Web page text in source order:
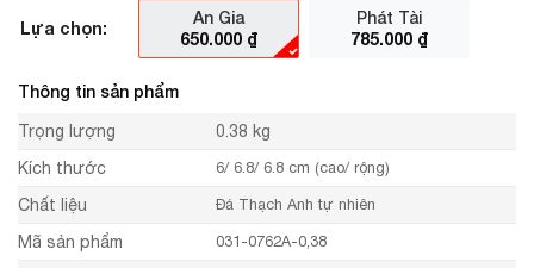
Lựa chọn:
An Gia
650.000 ₫
Phát Tài
785.000 ₫
Thông tin sản phẩm
Trọng lượng
0.38 kg
Kích thước
6/ 6.8/ 6.8 cm (cao/ rộng)
Chất liệu Đá Thạch Anh tự nhiên
Mã sản phẩm 031-0762A-0,38